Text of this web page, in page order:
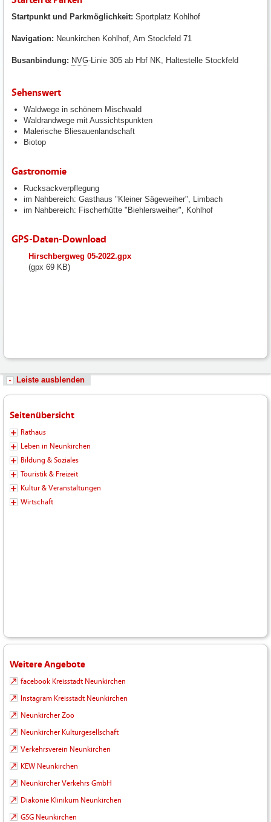
Startpunkt und Parkmöglichkeit: Sportplatz Kohlhof
Navigation: Neunkirchen Kohlhof, Am Stockfeld 71
Busanbindung: NVG-Linie 305 ab Hbf NK, Haltestelle Stockfeld
Sehenswert
Waldwege in schönem Mischwald
Waldrandwege mit Aussichtspunkten
Malerische Bliesauenlandschaft
Biotop
Gastronomie
Rucksackverpflegung
im Nahbereich: Gasthaus "Kleiner Sägeweiher", Limbach
im Nahbereich: Fischerhütte "Biehlersweiher", Kohlhof
GPS-Daten-Download
fileadmin/user_upload/neunkirchen/10_Dateien-
Hochladen/102_Dateien-
Hirschbergweg 05-2022.gpx
(gpx 69 KB)
Leiste ausblenden
Seitenübersicht
Rathaus
Leben in Neunkirchen
Bildung & Soziales
Touristik & Freizeit
Kultur & Veranstaltungen
Wirtschaft
Weitere Angebote
facebook Kreisstadt Neunkirchen
Instagram Kreisstadt Neunkirchen
Neunkircher Zoo
Neunkircher Kulturgesellschaft
Verkehrsverein Neunkirchen
KEW Neunkirchen
Neunkircher Verkehrs GmbH
Diakonie Klinikum Neunkirchen
GSG Neunkirchen